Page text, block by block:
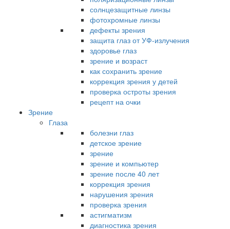
солнцезащитные линзы
фотохромные линзы
дефекты зрения
защита глаз от УФ-излучения
здоровье глаз
зрение и возраст
как сохранить зрение
коррекция зрения у детей
проверка остроты зрения
рецепт на очки
Зрение
Глаза
болезни глаз
детское зрение
зрение
зрение и компьютер
зрение после 40 лет
коррекция зрения
нарушения зрения
проверка зрения
астигматизм
диагностика зрения